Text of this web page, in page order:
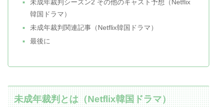
未成年裁判シーズン2 その他のキャスト予想（Netflix
韓国ドラマ）
未成年裁判関連記事（Netflix韓国ドラマ）
最後に
未成年裁判とは（Netflix韓国ドラマ）